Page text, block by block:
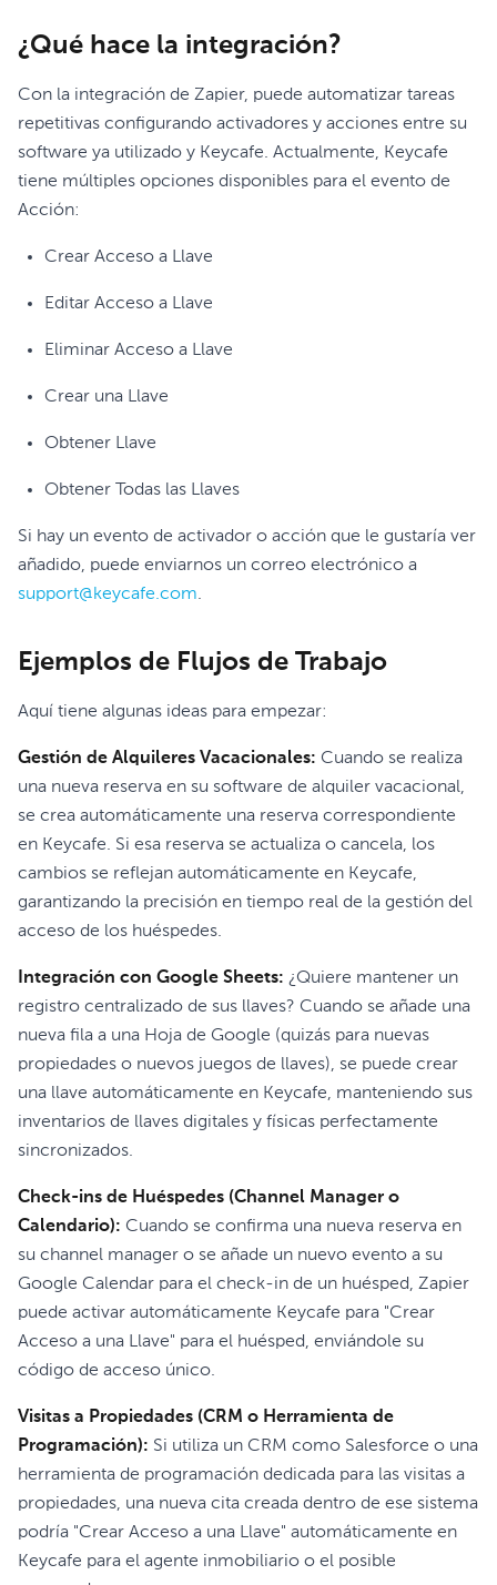
¿Qué hace la integración?
Con la integración de Zapier, puede automatizar tareas
repetitivas configurando activadores y acciones entre su
software ya utilizado y Keycafe. Actualmente, Keycafe
tiene múltiples opciones disponibles para el evento de
Acción:
Crear Acceso a Llave
Editar Acceso a Llave
Eliminar Acceso a Llave
Crear una Llave
Obtener Llave
Obtener Todas las Llaves
Si hay un evento de activador o acción que le gustaría ver
añadido, puede enviarnos un correo electrónico a
support@keycafe.com.
Ejemplos de Flujos de Trabajo
Aquí tiene algunas ideas para empezar:
Gestión de Alquileres Vacacionales: Cuando se realiza
una nueva reserva en su software de alquiler vacacional,
se crea automáticamente una reserva correspondiente
en Keycafe. Si esa reserva se actualiza o cancela, los
cambios se reflejan automáticamente en Keycafe,
garantizando la precisión en tiempo real de la gestión del
acceso de los huéspedes.
Integración con Google Sheets: ¿Quiere mantener un
registro centralizado de sus llaves? Cuando se añade una
nueva fila a una Hoja de Google (quizás para nuevas
propiedades o nuevos juegos de llaves), se puede crear
una llave automáticamente en Keycafe, manteniendo sus
inventarios de llaves digitales y físicas perfectamente
sincronizados.
Check-ins de Huéspedes (Channel Manager o
Calendario): Cuando se confirma una nueva reserva en
su channel manager o se añade un nuevo evento a su
Google Calendar para el check-in de un huésped, Zapier
puede activar automáticamente Keycafe para "Crear
Acceso a una Llave" para el huésped, enviándole su
código de acceso único.
Visitas a Propiedades (CRM o Herramienta de
Programación): Si utiliza un CRM como Salesforce o una
herramienta de programación dedicada para las visitas a
propiedades, una nueva cita creada dentro de ese sistema
podría "Crear Acceso a una Llave" automáticamente en
Keycafe para el agente inmobiliario o el posible